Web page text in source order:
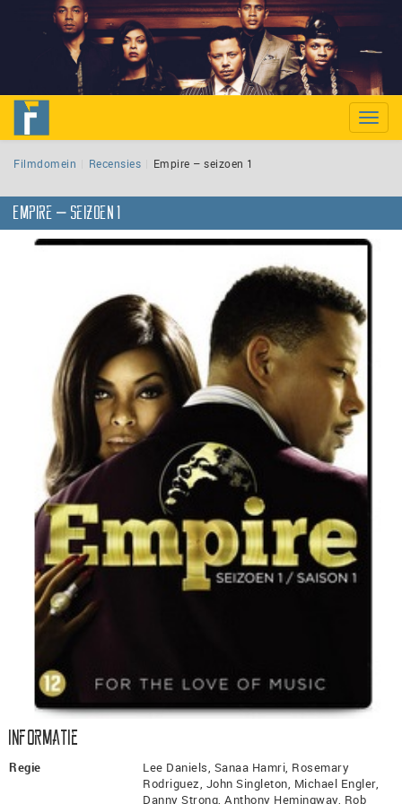
Toggle
Filmdomein Recensies Empire – seizoen 1
Empire – seizoen 1
Informatie
Regie
Lee Daniels, Sanaa Hamri, Rosemary
Rodriguez, John Singleton, Michael Engler,
Danny Strong, Anthony Hemingway, Rob